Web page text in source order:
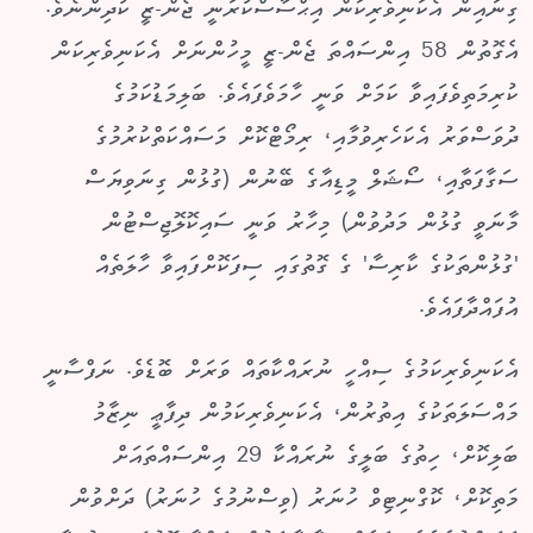
ގިނައިން އެކަނިވެރިކަން އިޙްސާސްކުރަނީ ޖެން-ޒީ ކުދިންނެވެ.
އެގޮތުން 58 އިންސައްތަ ޖެން-ޒީ މީހުންނަށް އެކަނިވެރިކަން
ކުރިމަތިވެފައިވާ ކަމަށް ވަނީ ހާމަވެފައެވެ. ބަލިމަޑުކަމުގެ
ދުވަސްވަރު އެކަހެރިވުމާއި، ރިމޯޓްކޮށް މަސައްކަތްކުރުމުގެ
ސަގާފަތާއި، ސޯޝަލް މީޑިއާގެ ބޭނުން (ގުޅުން ގިނަވިޔަސް
މާނަވީ ގުޅުން މަދުވުން) މިހާރު ވަނީ ސައިކޮލޮޖިސްޓުން
'ގުޅުންތަކުގެ ކާރިސާ' ގެ ގޮތުގައި ސިފަކޮށްފައިވާ ހާލަތެއް
އުފައްދާފައެވެ.
އެކަނިވެރިކަމުގެ ސިއްހީ ނުރައްކާތައް ވަރަށް ބޮޑެވެ. ނަފްސާނީ
މައްސަލަތަކުގެ އިތުރުން، އެކަނިވެރިކަމުން ދިފާޢީ ނިޒާމު
ބަލިކޮށް، ހިތުގެ ބަލީގެ ނުރައްކާ 29 އިންސައްތައަށް
މަތިކޮށް، ކޮގްނިޓިވް ހުނަރު (ވިސްނުމުގެ ހުނަރު) ދަށްވުން